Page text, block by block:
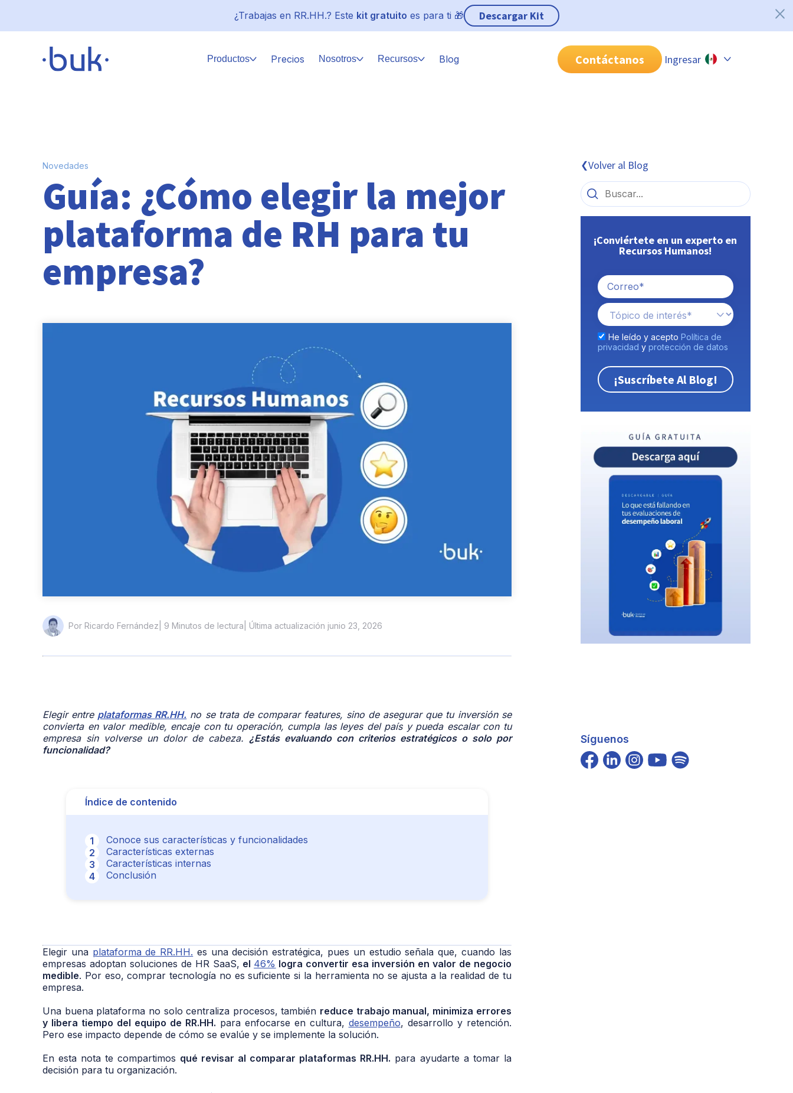
¿Trabajas en RR.HH.? Este kit gratuito es para ti 🎁 Descargar Kit
Productos Precios Nosotros Recursos Blog Contáctanos Ingresar
Brasil
Novedades
Guía: ¿Cómo elegir la mejor
plataforma de RH para tu
empresa?
Por Ricardo Fernández | 9 Minutos de lectura | Última actualización junio 23, 2026
Elegir entre plataformas RR.HH. no se trata de comparar features, sino de asegurar que tu inversión se
convierta en valor medible, encaje con tu operación, cumpla las leyes del país y pueda escalar con tu
empresa sin volverse un dolor de cabeza. ¿Estás evaluando con criterios estratégicos o solo por
funcionalidad?
Índice de contenido
Conoce sus características y funcionalidades
Características externas
Características internas
Conclusión
Elegir una plataforma de RR.HH. es una decisión estratégica, pues un estudio señala que, cuando las
empresas adoptan soluciones de HR SaaS, el 46% logra convertir esa inversión en valor de negocio
medible. Por eso, comprar tecnología no es suficiente si la herramienta no se ajusta a la realidad de tu
empresa.
Una buena plataforma no solo centraliza procesos, también reduce trabajo manual, minimiza errores
y libera tiempo del equipo de RR.HH. para enfocarse en cultura, desempeño, desarrollo y retención.
Pero ese impacto depende de cómo se evalúe y se implemente la solución.
En esta nota te compartimos qué revisar al comparar plataformas RR.HH. para ayudarte a tomar la
decisión para tu organización.
❮Volver al Blog
¡Conviértete en un experto en
Recursos Humanos!
He leído y acepto Política de
privacidad y protección de datos
Síguenos